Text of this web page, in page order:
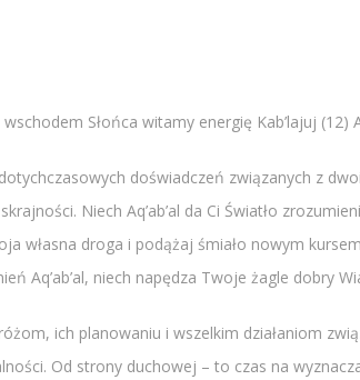
Słońca witamy energię Kab’lajuj (12)
doświadczeń związanych z
Niech Aq’ab’al da Ci Światło
własna droga i podążaj śmiało nowym
Aq’ab’al, niech napędza Twoje żagle dobry
ich planowaniu i wszelkim działaniom
Od strony duchowej – to czas na